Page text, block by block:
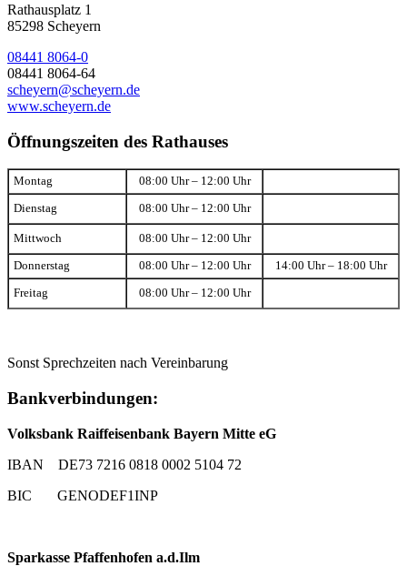
Rathausplatz 1
85298 Scheyern
08441 8064-0
08441 8064-64
scheyern@scheyern.de
www.scheyern.de
Öffnungszeiten des Rathauses
Montag 08:00 Uhr – 12:00 Uhr
Dienstag 08:00 Uhr – 12:00 Uhr
Mittwoch 08:00 Uhr – 12:00 Uhr
Donnerstag 08:00 Uhr – 12:00 Uhr 14:00 Uhr – 18:00 Uhr
Freitag 08:00 Uhr – 12:00 Uhr
Sonst Sprechzeiten nach Vereinbarung
Bankverbindungen:
Volksbank Raiffeisenbank Bayern Mitte eG
IBAN DE73 7216 0818 0002 5104 72
BIC GENODEF1INP
Sparkasse Pfaffenhofen a.d.Ilm